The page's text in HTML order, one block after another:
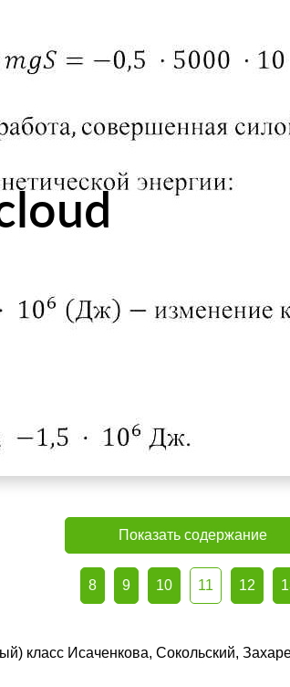
Показать содержание
8 9 10 11 12
класс Исаченкова, Сокольский,